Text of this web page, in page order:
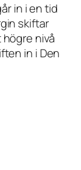
in i en tid
skiftar
nivå
in i Den